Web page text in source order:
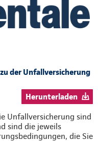
der Unfallversicherung
Herunterladen
Unfallversicherung sind
sind die jeweils
die Sie